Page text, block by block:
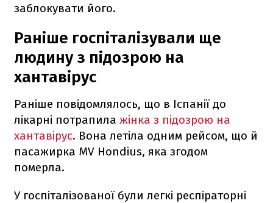
заблокувати його.
Раніше госпіталізували ще
людину з підозрою на
хантавірус
Раніше повідомлялось, що в Іспанії до
лікарні потрапила жінка з підозрою на
хантавірус. Вона летіла одним рейсом, що й
пасажирка MV Hondius, яка згодом
померла.
У госпіталізованої були легкі респіраторні